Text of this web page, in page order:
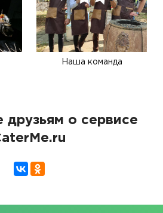
Наша команда
друзьям о сервисе